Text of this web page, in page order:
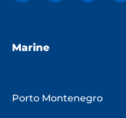
Marine
Porto Montenegro